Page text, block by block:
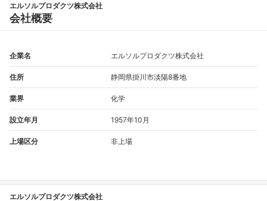
エルソルプロダクツ株式会社
会社概要
企業名 エルソルプロダクツ株式会社
住所 静岡県掛川市淡陽8番地
業界 化学
設立年月 1957年10月
上場区分 非上場
エルソルプロダクツ株式会社